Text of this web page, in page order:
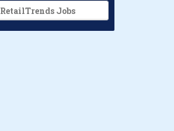
RetailTrends Jobs